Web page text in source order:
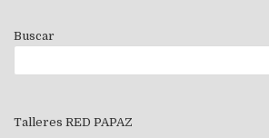
Buscar
Talleres RED PAPAZ